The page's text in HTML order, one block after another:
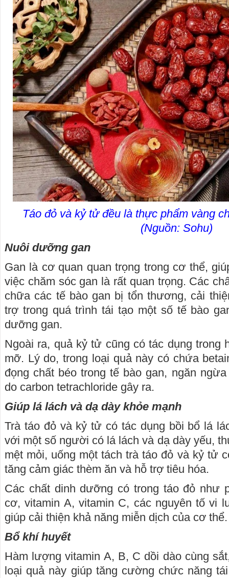
Táo đỏ và kỷ tử đều là thực phẩm vàng
(Nguồn: Sohu)
Nuôi dưỡng gan
Gan là cơ quan quan trọng trong cơ thể,
việc chăm sóc gan là rất quan trọng. Các
chữa các tế bào gan bị tổn thương, cải
trợ trong quá trình tái tạo một số tế bào
dưỡng gan.
Ngoài ra, quả kỷ tử cũng có tác dụng trong
mỡ. Lý do, trong loại quả này có chứa
đọng chất béo trong tế bào gan, ngăn
do carbon tetrachloride gây ra.
Giúp lá lách và dạ dày khỏe mạnh
Trà táo đỏ và kỷ tử có tác dụng bồi bổ lá
với một số người có lá lách và dạ dày yếu,
mệt mỏi, uống một tách trà táo đỏ và kỷ tử
tăng cảm giác thèm ăn và hỗ trợ tiêu hóa.
Các chất dinh dưỡng có trong táo đỏ như
cơ, vitamin A, vitamin C, các nguyên tố vi
giúp cải thiện khả năng miễn dịch của cơ thể.
Bổ khí huyết
Hàm lượng vitamin A, B, C dồi dào cùng
loại quả này giúp tăng cường chức năng